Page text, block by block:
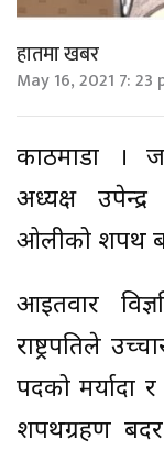
हातमा खबर
May 16, 2021 7: 23
काठमाडौं ।
अध्यक्ष
ओलीको शपथ
आइतवार
राष्ट्रपतिले
पदको मर्यादा
शपथग्रहण